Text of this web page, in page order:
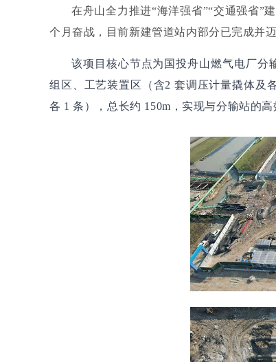
在舟山全力推进“海洋强省”“交通强省”
个月奋战，目前新建管道站内部分已完成并
该项目核心节点为国投舟山燃气电厂分
组区、工艺装置区（含2 套调压计量撬体及
各 1 条），总长约 150m，实现与分输站的